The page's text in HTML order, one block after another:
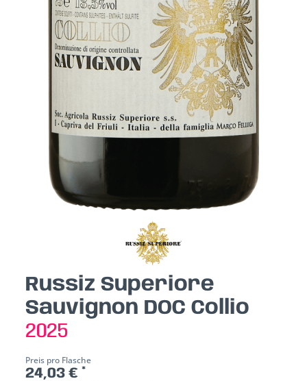
Russiz Superiore
Sauvignon DOC Collio
2025
Preis pro Flasche
24,03 € *